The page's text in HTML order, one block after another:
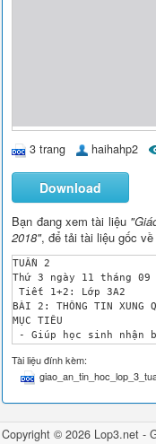
3 trang haihahp2
Download
Bạn đang xem tài liệu
2018", để tải tài liệu gốc
TUẦN 2
Thứ 3 ngày 11 tháng 09
Tiết 1+2: Lớp 3A2
BÀI 2: THÔNG TIN XUNG
MỤC TIÊU
- Giúp học sinh nhận
	- Biết được con người sử dụng các dạng thông tin vào các mục đích khác nhau.
- Biết được máy tính
TÀI LIỆU VÀ PHƯƠNG
TIẾN TRÌNH
HOẠT ĐỘNG CƠ BẢN
Tạo hứng thú
Tài liệu đính kèm:
Copyright © 2026 Lop3.net -